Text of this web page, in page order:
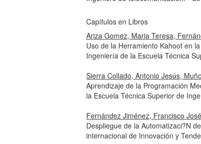
Capítulos en Libros
Ariza Gomez, Maria Teresa,
Uso de la Herramiento Kahoot en
Ingeniería de la Escuela Técnica
Sierra Collado, Antonio Jesús,
Aprendizaje de la Programación
la Escuela Técnica Superior de
Fernández Jiménez, Francisco
Despliegue de la Automatizaci?N
internacional de Innovación y